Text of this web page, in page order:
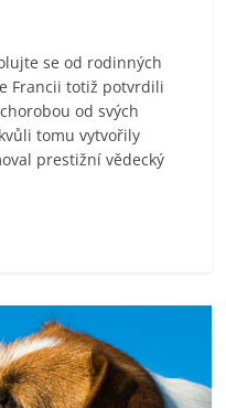
se od rodinných
Francii totiž potvrdili
od svých
tomu vytvořily
prestižní vědecký